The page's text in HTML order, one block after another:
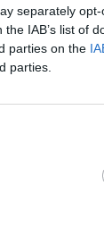
separately
IAB’s list of
parties on the
parties.
period
bus da ne
BOŽE šta mi